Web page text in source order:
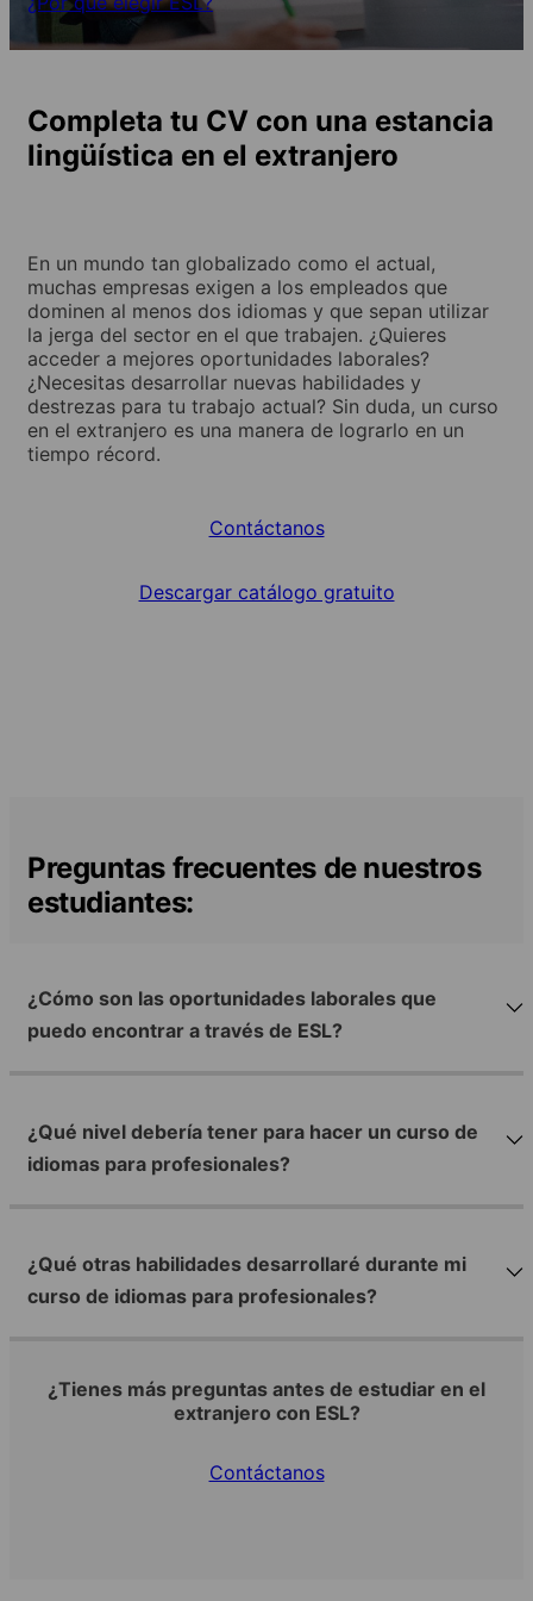
Completa tu CV con una estancia
lingüística en el extranjero
En un mundo tan globalizado como el actual,
muchas empresas exigen a los empleados que
dominen al menos dos idiomas y que sepan utilizar
la jerga del sector en el que trabajen. ¿Quieres
acceder a mejores oportunidades laborales?
¿Necesitas desarrollar nuevas habilidades y
destrezas para tu trabajo actual? Sin duda, un curso
en el extranjero es una manera de lograrlo en un
tiempo récord.
Contáctanos
Descargar catálogo gratuito
Preguntas frecuentes de nuestros
estudiantes:
¿Cómo son las oportunidades laborales que
puedo encontrar a través de ESL?
¿Qué nivel debería tener para hacer un curso de
idiomas para profesionales?
¿Qué otras habilidades desarrollaré durante mi
curso de idiomas para profesionales?
¿Tienes más preguntas antes de estudiar en el
extranjero con ESL?
Contáctanos